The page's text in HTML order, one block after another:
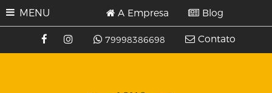
MENU
79998386698
A Empresa Blog
Contato